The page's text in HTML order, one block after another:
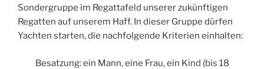
Sondergruppe im Regattafeld unserer zukünftigen
Regatten auf unserem Haff. In dieser Gruppe dürfen
Yachten starten, die nachfolgende Kriterien einhalten:
Besatzung: ein Mann, eine Frau, ein Kind (bis 18